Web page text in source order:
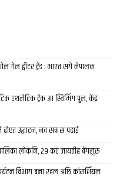
जन लेल धनसन!… हमरा बुझाइछ जे
ह्रासोन्‍मुख अछि। कहि
कब्र दिस डेग उठा देलक अछि।
कोनो घटना?
ओहि सभ लेल हमरा लग
मे रहल,की मामला छल?
गेल ट्वीटर ट्रेंड : भारत संगे नेपालक
एथलेटिक ट्रेक आ स्विमिंग पुल, केंद्र
उद्घाटन, नव सत्र स पढाई
लोकनि, 29 कए जायतीह बेंगलुरु
विभाग बना रहल अछि कॉमर्शियल